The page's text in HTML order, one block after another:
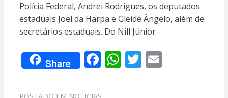
Polícia Federal, Andrei Rodrigues, os deputados
estaduais Joel da Harpa e Gleide Ângelo, além de
secretários estaduais. Do Nill Júnior
Share F
e
W T E